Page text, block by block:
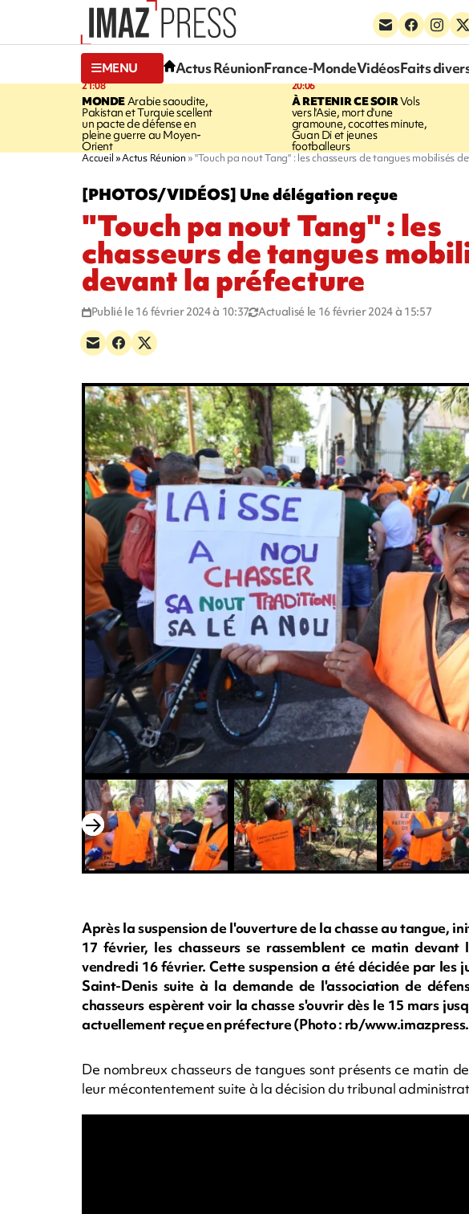
MENU Actus RéunionFrance-MondeVidéosFaits
21:08
MONDE Arabie saoudite,
Pakistan et Turquie scellent
un pacte de défense en
pleine guerre au Moyen-
Orient
20:06
À RETENIR CE SOIRVols
vers l'Asie, mort d'une
gramoune, cocottes minute,
Guan Di et jeunes
footballeurs
Accueil Actus Réunion "Touch pa nout Tang" : les chasseurs de tangues mobilisés
[PHOTOS/VIDÉOS] Une délégation reçue
"Touch pa nout Tang" : les
chasseurs de tangues
devant la préfecture
Publié le 16 février 2024 à 10:37 Actualisé le 16 février 2024 à 15:57
Après la suspension de l'ouverture de la chasse au tangue,
17 février, les chasseurs se rassemblent ce matin
vendredi 16 février. Cette suspension a été décidée par
Saint-Denis suite à la demande de l'association de
chasseurs espèrent voir la chasse s'ouvrir dès le 15 mars
actuellement reçue en préfecture (Photo : rb/
De nombreux chasseurs de tangues sont présents ce matin
leur mécontentement suite à la décision du tribunal